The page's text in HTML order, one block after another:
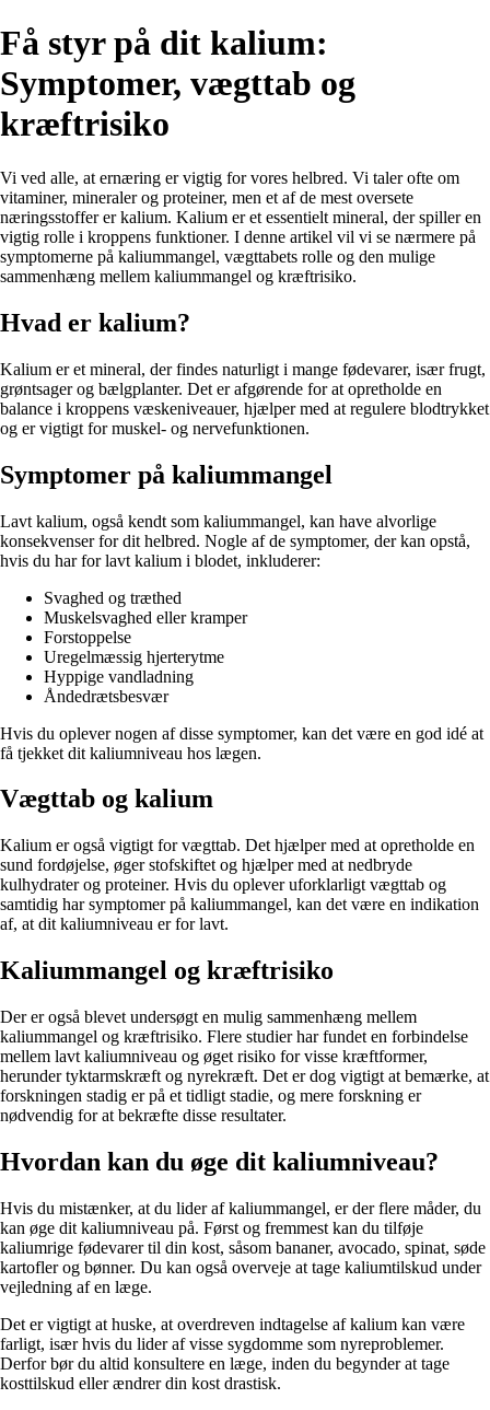
Få styr på dit kalium:
Symptomer, vægttab og
kræftrisiko
Vi ved alle, at ernæring er vigtig for vores helbred. Vi taler ofte om
vitaminer, mineraler og proteiner, men et af de mest oversete
næringsstoffer er kalium. Kalium er et essentielt mineral, der spiller en
vigtig rolle i kroppens funktioner. I denne artikel vil vi se nærmere på
symptomerne på kaliummangel, vægttabets rolle og den mulige
sammenhæng mellem kaliummangel og kræftrisiko.
Hvad er kalium?
Kalium er et mineral, der findes naturligt i mange fødevarer, især frugt,
grøntsager og bælgplanter. Det er afgørende for at opretholde en
balance i kroppens væskeniveauer, hjælper med at regulere blodtrykket
og er vigtigt for muskel- og nervefunktionen.
Symptomer på kaliummangel
Lavt kalium, også kendt som kaliummangel, kan have alvorlige
konsekvenser for dit helbred. Nogle af de symptomer, der kan opstå,
hvis du har for lavt kalium i blodet, inkluderer:
Svaghed og træthed
Muskelsvaghed eller kramper
Forstoppelse
Uregelmæssig hjerterytme
Hyppige vandladning
Åndedrætsbesvær
Hvis du oplever nogen af disse symptomer, kan det være en god idé at
få tjekket dit kaliumniveau hos lægen.
Vægttab og kalium
Kalium er også vigtigt for vægttab. Det hjælper med at opretholde en
sund fordøjelse, øger stofskiftet og hjælper med at nedbryde
kulhydrater og proteiner. Hvis du oplever uforklarligt vægttab og
samtidig har symptomer på kaliummangel, kan det være en indikation
af, at dit kaliumniveau er for lavt.
Kaliummangel og kræftrisiko
Der er også blevet undersøgt en mulig sammenhæng mellem
kaliummangel og kræftrisiko. Flere studier har fundet en forbindelse
mellem lavt kaliumniveau og øget risiko for visse kræftformer,
herunder tyktarmskræft og nyrekræft. Det er dog vigtigt at bemærke, at
forskningen stadig er på et tidligt stadie, og mere forskning er
nødvendig for at bekræfte disse resultater.
Hvordan kan du øge dit kaliumniveau?
Hvis du mistænker, at du lider af kaliummangel, er der flere måder, du
kan øge dit kaliumniveau på. Først og fremmest kan du tilføje
kaliumrige fødevarer til din kost, såsom bananer, avocado, spinat, søde
kartofler og bønner. Du kan også overveje at tage kaliumtilskud under
vejledning af en læge.
Det er vigtigt at huske, at overdreven indtagelse af kalium kan være
farligt, især hvis du lider af visse sygdomme som nyreproblemer.
Derfor bør du altid konsultere en læge, inden du begynder at tage
kosttilskud eller ændrer din kost drastisk.